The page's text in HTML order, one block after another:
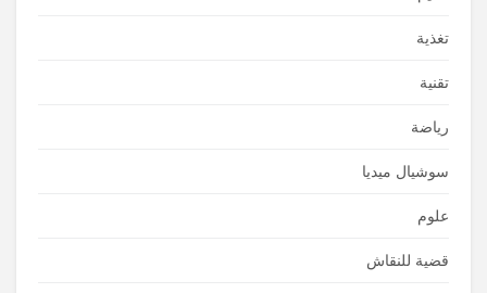
تغذية
تقنية
رياضة
سوشيال ميديا
علوم
قضية للنقاش